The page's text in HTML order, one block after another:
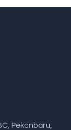
Pekanbaru,